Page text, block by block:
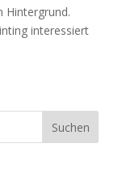
Hintergrund.
interessiert